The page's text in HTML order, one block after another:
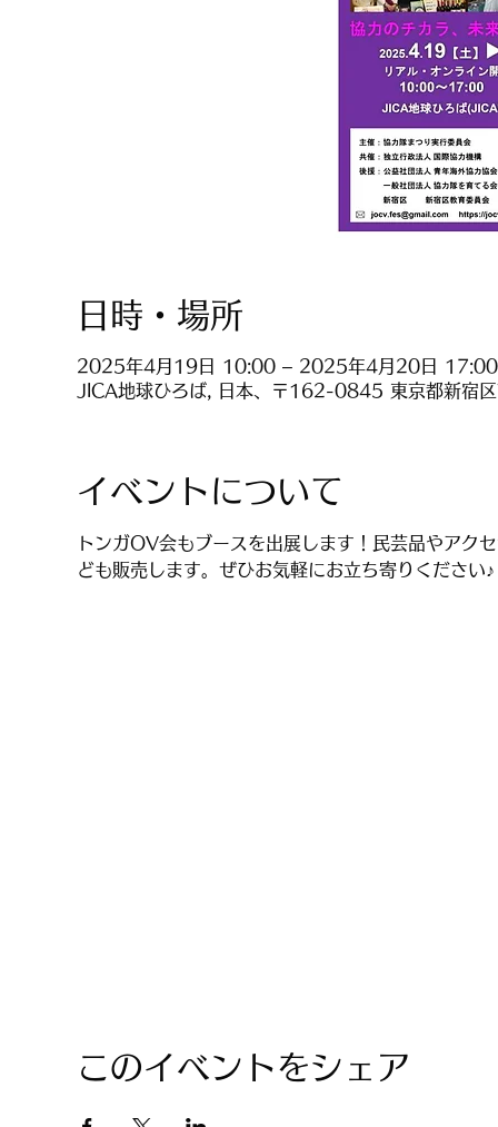
日時・場所
2025年4月19日 10:00 – 2025年4月20日 17:00
JICA地球ひろば, 日本、〒162-0845 東京都新宿
イベントについて
トンガOV会もブースを出展します！民芸品やアク
ども販売します。ぜひお気軽にお立ち寄りください♪
このイベントをシェア